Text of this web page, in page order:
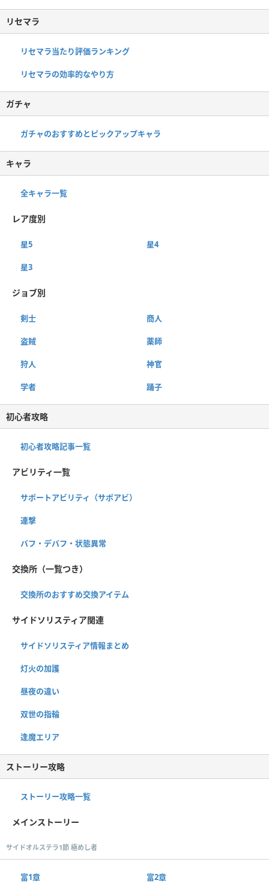
リセマラ
リセマラ当たり評価ランキング
リセマラの効率的なやり方
ガチャ
ガチャのおすすめとピックアップキャラ
キャラ
全キャラ一覧
レア度別
星5 星4
星3
ジョブ別
剣士 商人
盗賊 薬師
狩人 神官
学者 踊子
初心者攻略
初心者攻略記事一覧
アビリティ一覧
サポートアビリティ（サポアビ）
連撃
バフ・デバフ・状態異常
交換所（一覧つき）
交換所のおすすめ交換アイテム
サイドソリスティア関連
サイドソリスティア情報まとめ
灯火の加護
昼夜の違い
双世の指輪
逢魔エリア
ストーリー攻略
ストーリー攻略一覧
メインストーリー
サイドオルステラ1節 極めし者
富1章 富2章